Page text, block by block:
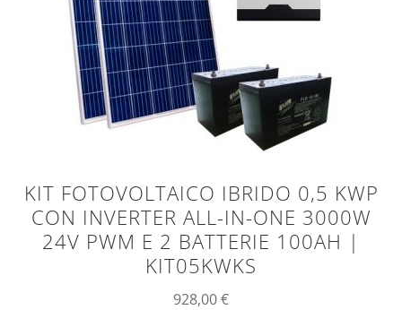
KIT FOTOVOLTAICO IBRIDO 0,5 KWP
CON INVERTER ALL-IN-ONE 3000W
24V PWM E 2 BATTERIE 100AH |
KIT05KWKS
928,00€